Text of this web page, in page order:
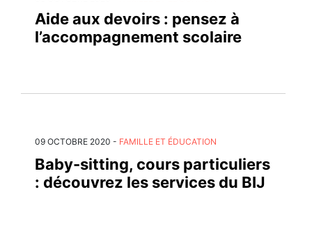
Aide aux devoirs : pensez à
l’accompagnement scolaire
09 OCTOBRE 2020 - FAMILLE ET ÉDUCATION
Baby-sitting, cours particuliers
: découvrez les services du BIJ